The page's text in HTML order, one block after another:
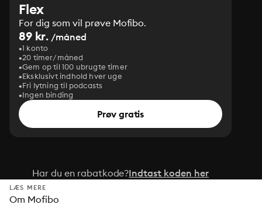
Flex
For dig som vil prøve Mofibo.
89 kr. /måned
1 konto
20 timer/måned
Gem op til 100 ubrugte timer
Eksklusivt indhold hver uge
Fri lytning til podcasts
Ingen binding
Prøv gratis
Har du en rabatkode?Indtast koden her
LÆS MERE
Om Mofibo